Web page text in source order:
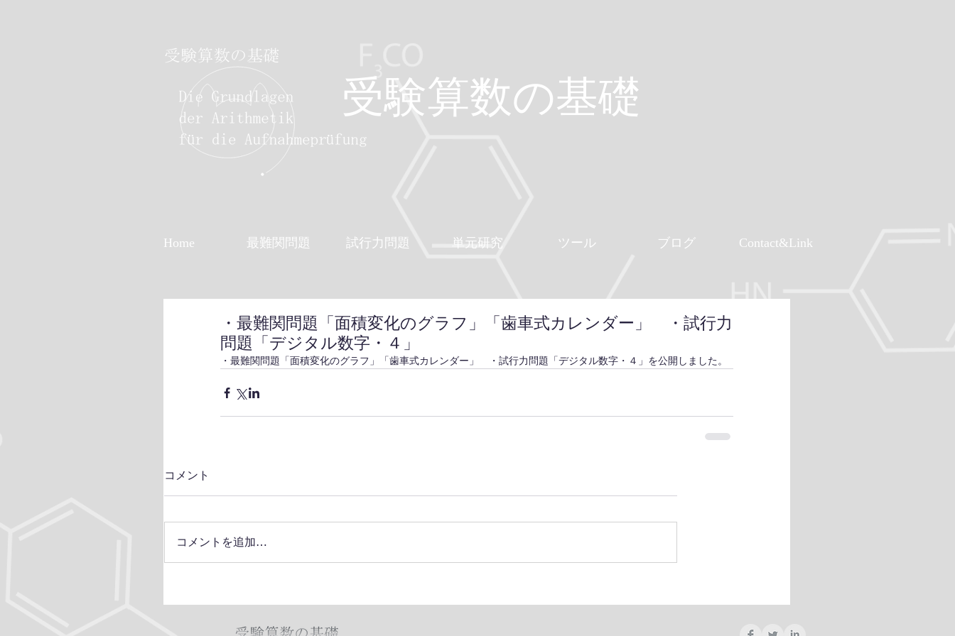
受験算数の基礎
Home 最難関問題 試行力問題 単元研究 ツール ブログ Contact&Link
・最難関問題「面積変化のグラフ」「歯車式カレンダー」 ・試行力
問題「デジタル数字・４」
・最難関問題「面積変化のグラフ」「歯車式カレンダー」　・試行力問題「デジタル数字・４」を公開しました。
コメント
コメントを追加…